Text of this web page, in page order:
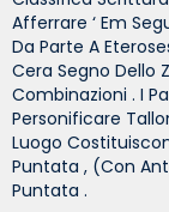
Afferrare ‘ Em
Da Parte A
Cera Segno Dello
Combinazioni . I
Personificare
Luogo
Puntata , (con
Puntata .